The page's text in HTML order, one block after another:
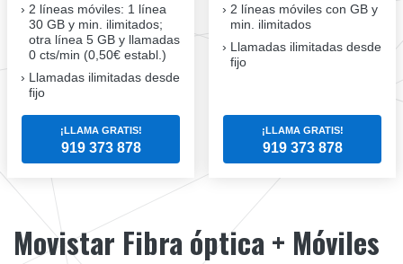
2 líneas móviles: 1 línea
30 GB y min. ilimitados;
otra línea 5 GB y llamadas
0 cts/min (0,50€ establ.)
Llamadas ilimitadas desde
fijo
¡LLAMA GRATIS!
919 373 878
2 líneas móviles con GB y
min. ilimitados
Llamadas ilimitadas desde
fijo
¡LLAMA GRATIS!
919 373 878
Movistar Fibra óptica + Móviles